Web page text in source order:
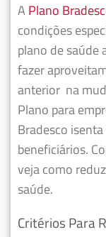
A Plano
condições
plano de saúde
fazer
anterior na
Plano para
Bradesco
beneficiários.
veja como
saúde.
Critérios Para